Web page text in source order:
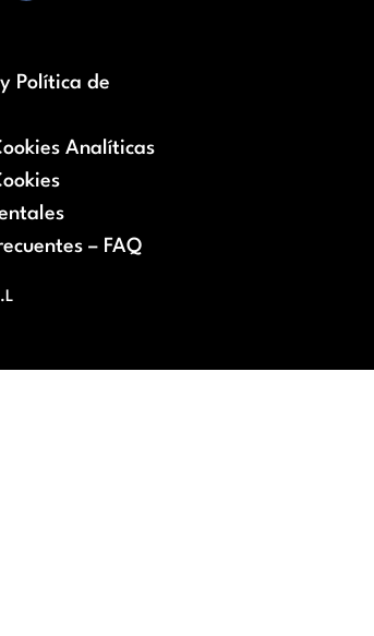
Política de
Analíticas
– FAQ